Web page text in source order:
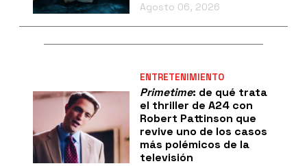
Agosto 06, 2026
ENTRETENIMIENTO
Primetime: de qué trata
el thriller de A24 con
Robert Pattinson que
revive uno de los casos
más polémicos de la
televisión